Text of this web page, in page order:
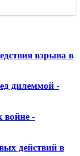
взрыва в
дилеммой -
войне -
действий в